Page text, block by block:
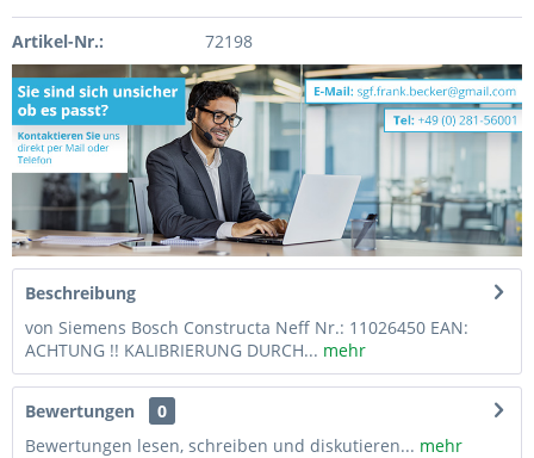
Artikel-Nr.: 72198
Beschreibung
von Siemens Bosch Constructa Neff Nr.: 11026450 EAN:
ACHTUNG !! KALIBRIERUNG DURCH... mehr
Bewertungen
0
Bewertungen lesen, schreiben und diskutieren... mehr